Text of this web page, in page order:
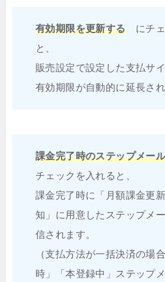
有効期限を更新するにチェ
と、
販売設定で設定した支払サ
有効期限が自動的に延長され
課金完了時のステップメー
チェックを入れると、
課金完了時に「月額課金更
知」に用意したステップメ
信されます。
（支払方法が一括決済の場
時」「本登録中」ステップ